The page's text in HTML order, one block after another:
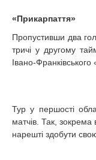
«Прикарпаття»
Пропустивши два
тричі у другому
Івано-Франківського
Тур у першості
матчів. Так,
нарешті здобути